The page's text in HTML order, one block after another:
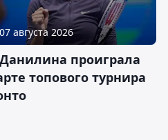
августа 2026
проиграла
топового турнира